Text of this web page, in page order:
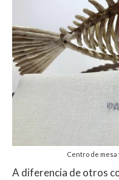
Centro de
A diferencia de otros